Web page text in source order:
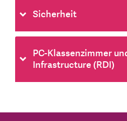
Sicherheit
PC-Klassenzimmer
Infrastructure (RDI)